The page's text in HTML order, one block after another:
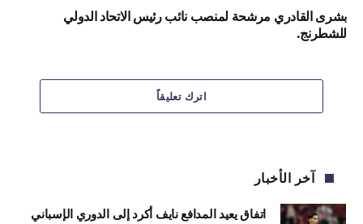
بشرى القادري مرشحة لمنصب نائب رئيس الاتحاد الدولي
للشطرنج.
اترك تعليقاً
آخر الأخبار
اتفاق يعيد المدافع نايف أكرد إلى الدوري الإسباني